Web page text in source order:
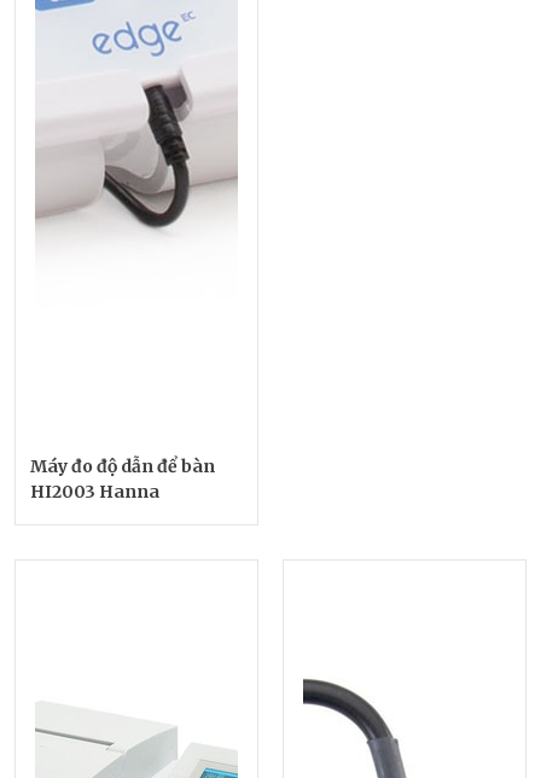
Máy đo độ dẫn để bàn
HI2003 Hanna